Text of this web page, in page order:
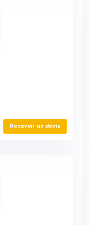
Recevoir un devis